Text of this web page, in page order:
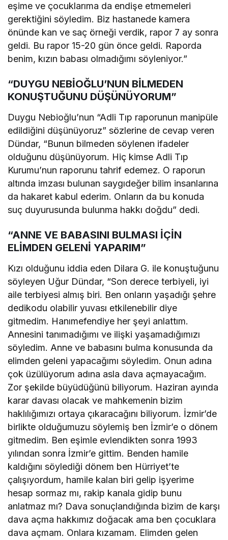
eşime ve çocuklarıma da endişe etmemeleri
gerektiğini söyledim. Biz hastanede kamera
önünde kan ve saç örneği verdik, rapor 7 ay sonra
geldi. Bu rapor 15-20 gün önce geldi. Raporda
benim, kızın babası olmadığımı söyleniyor.”
“DUYGU NEBİOĞLU’NUN BİLMEDEN
KONUŞTUĞUNU DÜŞÜNÜYORUM”
Duygu Nebioğlu’nun “Adli Tıp raporunun manipüle
edildiğini düşünüyoruz” sözlerine de cevap veren
Dündar, “Bunun bilmeden söylenen ifadeler
olduğunu düşünüyorum. Hiç kimse Adli Tıp
Kurumu’nun raporunu tahrif edemez. O raporun
altında imzası bulunan saygıdeğer bilim insanlarına
da hakaret kabul ederim. Onların da bu konuda
suç duyurusunda bulunma hakkı doğdu” dedi.
“ANNE VE BABASINI BULMASI İÇİN
ELİMDEN GELENİ YAPARIM”
Kızı olduğunu iddia eden Dilara G. ile konuştuğunu
söyleyen Uğur Dündar, “Son derece terbiyeli, iyi
aile terbiyesi almış biri. Ben onların yaşadığı şehre
dedikodu olabilir yuvası etkilenebilir diye
gitmedim. Hanımefendiye her şeyi anlattım.
Annesini tanımadığımı ve ilişki yaşamadığımızı
söyledim. Anne ve babasını bulma konusunda da
elimden geleni yapacağımı söyledim. Onun adına
çok üzülüyorum adına asla dava açmayacağım.
Zor şekilde büyüdüğünü biliyorum. Haziran ayında
karar davası olacak ve mahkemenin bizim
haklılığımızı ortaya çıkaracağını biliyorum. İzmir’de
birlikte olduğumuzu söylemiş ben İzmir’e o dönem
gitmedim. Ben eşimle evlendikten sonra 1993
yılından sonra İzmir’e gittim. Benden hamile
kaldığını söylediği dönem ben Hürriyet’te
çalışıyordum, hamile kalan biri gelip işyerime
hesap sormaz mı, rakip kanala gidip bunu
anlatmaz mı? Dava sonuçlandığında bizim de karşı
dava açma hakkımız doğacak ama ben çocuklara
dava açmam. Onlara kızamam. Elimden gelen